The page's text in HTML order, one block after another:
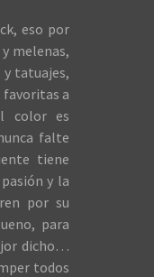
eso por
melenas,
y tatuajes,
favoritas a
color es
falte
tiene
y la
por su
para
dicho…
todos